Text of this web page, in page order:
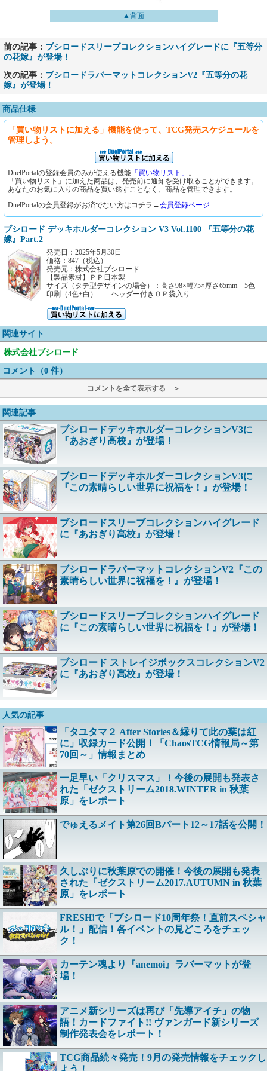
▲背面
前の記事： ブシロードスリーブコレクションハイグレードに『五等分
の花嫁』が登場！
次の記事： ブシロードラバーマットコレクションV2『五等分の花
嫁』が登場！
商品仕様
「買い物リストに加える」機能を使って、TCG発売スケジュールを
管理しよう。
DuelPortalの登録会員のみが使える機能 「買い物リスト」 。
「買い物リスト」に加えた商品は、発売前に通知を受け取ることができます。
あなたのお気に入りの商品を買い逃すことなく、商品を管理できます。
DuelPortalの会員登録がお済でない方はコチラ→会員登録ページ
ブシロード デッキホルダーコレクション V3 Vol.1100 『五等分の花
嫁』Part.2
発売日：2025年5月30日
価格：847（税込）
発売元：株式会社ブシロード
【製品素材】ＰＰ日本製
サイズ（タテ型デザインの場合）：高さ98×幅75×厚さ65mm 5色
印刷（4色+白） ヘッダー付きＯＰ袋入り
関連サイト
株式会社ブシロード
コメント（0 件）
コメントを全て表示する ＞
関連記事
ブシロードデッキホルダーコレクションV3に
『あおぎり高校』が登場！
ブシロードデッキホルダーコレクションV3に
『この素晴らしい世界に祝福を！』が登場！
ブシロードスリーブコレクションハイグレード
に『あおぎり高校』が登場！
ブシロードラバーマットコレクションV2『この
素晴らしい世界に祝福を！』が登場！
ブシロードスリーブコレクションハイグレード
に『この素晴らしい世界に祝福を！』が登場！
ブシロード ストレイジボックスコレクションV2
に『あおぎり高校』が登場！
人気の記事
「タユタマ２ After Stories＆縁りて此の葉は紅
に」収録カード公開！「ChaosTCG情報局～第
70回～」情報まとめ
一足早い「クリスマス」！今後の展開も発表さ
れた「ゼクストリーム2018.WINTER in 秋葉
原」をレポート
でゅえるメイト第26回Bパート12～17話を公開！
久しぶりに秋葉原での開催！今後の展開も発表
された「ゼクストリーム2017.AUTUMN in 秋葉
原」をレポート
FRESH!で「ブシロード10周年祭！直前スペシャ
ル！」配信！各イベントの見どころをチェッ
ク！
カーテン魂より『anemoi』ラバーマットが登
場！
アニメ新シリーズは再び「先導アイチ」の物
語！カードファイト!! ヴァンガード新シリーズ
制作発表会をレポート！
TCG商品続々発売！9月の発売情報をチェックし